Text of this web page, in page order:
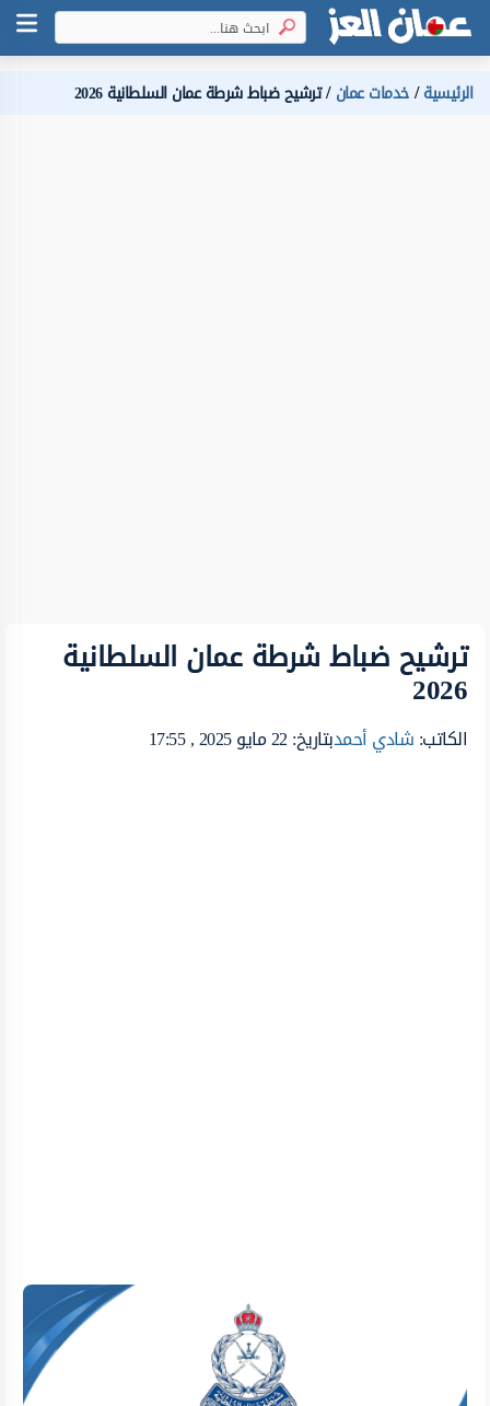
الرئيسية خدمات عمان ترشيح ضباط شرطة عمان السلطانية 2026
ترشيح ضباط شرطة عمان السلطانية
2026
الكاتب:شادي أحمدبتاريخ: 22 مايو 2025 , 17:55